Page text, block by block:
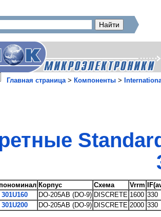
Главная страница> Компоненты >
Корпус Схема Vrrm
301U160
DO-205AB (DO-9) DISCRETE 1600 330
301U200
DO-205AB (DO-9) DISCRETE 2000 330